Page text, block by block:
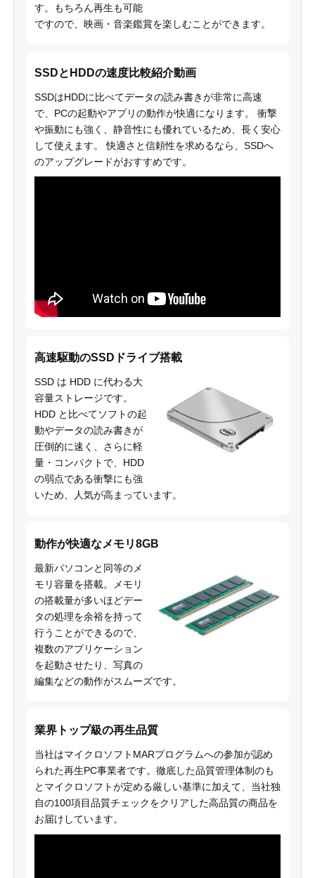
す。もちろん再生も可能
ですので、映画・音楽鑑賞を楽しむことができます。
SSDとHDDの速度比較紹介動画
SSDはHDDに比べてデータの読み書きが非常に高速
で、PCの起動やアプリの動作が快適になります。 衝撃
や振動にも強く、静音性にも優れているため、長く安心
して使えます。 快適さと信頼性を求めるなら、SSDへ
のアップグレードがおすすめです。
高速駆動のSSDドライブ搭載
SSD は HDD に代わる大
容量ストレージです。
HDD と比べてソフトの起
動やデータの読み書きが
圧倒的に速く、さらに軽
量・コンパクトで、HDD
の弱点である衝撃にも強
いため、人気が高まっています。
動作が快適なメモリ8GB
最新パソコンと同等のメ
モリ容量を搭載。メモリ
の搭載量が多いほどデー
タの処理を余裕を持って
行うことができるので、
複数のアプリケーション
を起動させたり、写真の
編集などの動作がスムーズです。
業界トップ級の再生品質
当社はマイクロソフトMARプログラムへの参加が認め
られた再生PC事業者です。徹底した品質管理体制のも
とマイクロソフトが定める厳しい基準に加えて、当社独
自の100項目品質チェックをクリアした高品質の商品を
お届けしています。